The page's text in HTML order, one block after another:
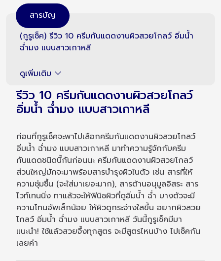
สารบัญ
(กูรูเช็ค) รีวิว 10 ครีมกันแดดงานผิวสวยโกลว์ อิ่มน้ำ
ฉ่ำมง แบบสาวเกาหลี
ดูเพิ่มเติม
รีวิว 10 ครีมกันแดดงานผิวสวยโกลว์
อิ่มน้ำ ฉ่ำมง แบบสาวเกาหลี
ก่อนที่กูรูเช็คจะพาไปเลือกครีมกันแดดงานผิวสวยโกลว์
อิ่มน้ำ ฉ่ำมง แบบสาวเกาหลี มาทำความรู้จักกับครีม
กันแดดชนิดนี้กันก่อนนะ ครีมกันแดดงานผิวสวยโกลว์
ส่วนใหญ่มักจะมาพร้อมสารบำรุงผิวในตัว เช่น สารที่ให้
ความชุ่มชื้น (จะใส่มาเยอะมาก), สารต้านอนุมูลอิสระ สาร
ไวท์เทนนิ่ง ทาแล้วจะให้ฟินิชผิวที่ดูอิ่มน้ำ ฉ่ำ บางตัวจะมี
ความโทนอัพเล็กน้อย ให้ผิวดูกระจ่างใสขึ้น อยากผิวสวย
โกลว์ อิ่มน้ำ ฉ่ำมง แบบสาวเกาหลี วันนี้กูรูเช็คมีมา
แนะนำ! ใช้แล้วสวยจึ้งทุกสูตร จะมีสูตรไหนบ้าง ไปเช็คกัน
เลยค่า